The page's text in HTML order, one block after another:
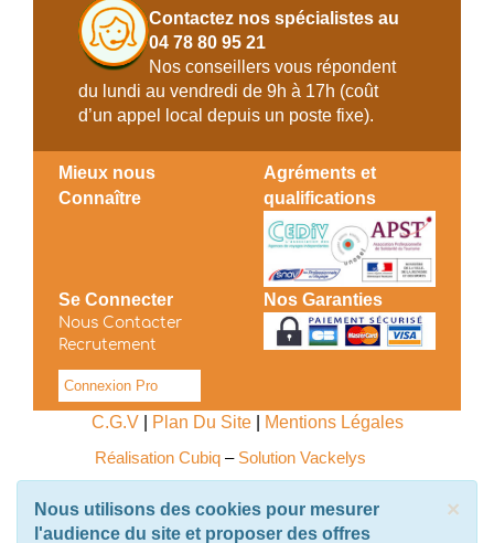
Contactez nos spécialistes au
04 78 80 95 21
Nos conseillers vous répondent
du lundi au vendredi de 9h à 17h (coût
d’un appel local depuis un poste fixe).
Mieux nous
Connaître
Agréments et
qualifications
Se Connecter
Nous Contacter
Recrutement
Connexion Pro
Nos Garanties
C.G.V| Plan Du Site|
Mentions Légales
Réalisation Cubiq – Solution Vackelys
×
Nous utilisons des cookies pour mesurer
l'audience du site et proposer des offres